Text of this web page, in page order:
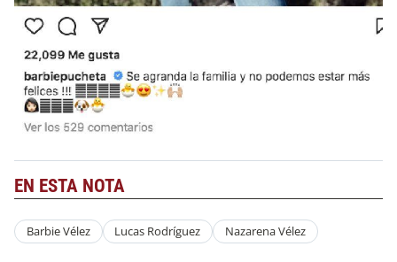
EN ESTA NOTA
Barbie Vélez Lucas Rodríguez Nazarena Vélez